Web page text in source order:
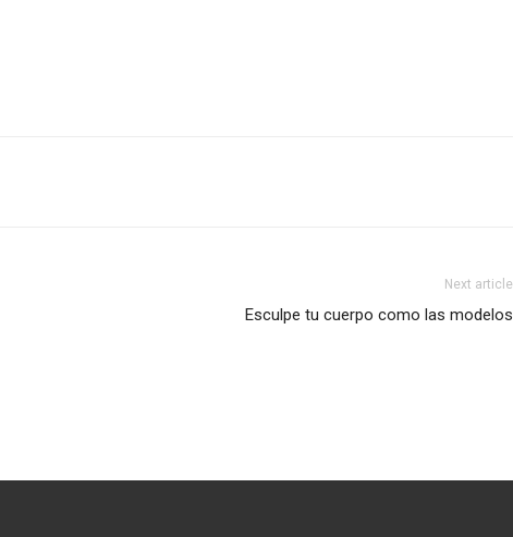
Next article
Esculpe tu cuerpo como las modelos